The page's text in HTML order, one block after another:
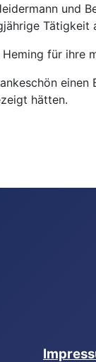
und
Tätigkeit
für ihre
hätten.